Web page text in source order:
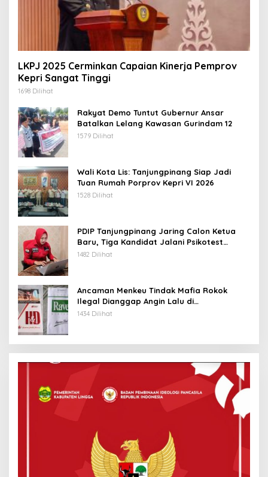
LKPJ 2025 Cerminkan Capaian Kinerja Pemprov
Kepri Sangat Tinggi
1698 Dilihat
Rakyat Demo Tuntut Gubernur Ansar
Batalkan Lelang Kawasan Gurindam 12
1579 Dilihat
Wali Kota Lis: Tanjungpinang Siap Jadi
Tuan Rumah Porprov Kepri VI 2026
1528 Dilihat
PDIP Tanjungpinang Jaring Calon Ketua
Baru, Tiga Kandidat Jalani Psikotest
Daring
1482 Dilihat
Ancaman Menkeu Tindak Mafia Rokok
Ilegal Dianggap Angin Lalu di
Tanjungpinang
1434 Dilihat